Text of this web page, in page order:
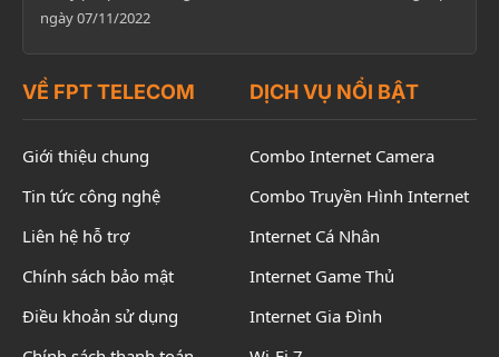
ngày 07/11/2022
VỀ FPT TELECOM
Giới thiệu chung
Tin tức công nghệ
Liên hệ hỗ trợ
Chính sách bảo mật
Điều khoản sử dụng
DỊCH VỤ NỔI BẬT
Combo Internet Camera
Combo Truyền Hình Internet
Internet Cá Nhân
Internet Game Thủ
Internet Gia Đình